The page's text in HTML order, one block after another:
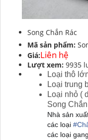
Song Chắn Rác
Mã sản phẩm:
Giá:Liên hệ
Lượt xem: 9935
Loại thô
Loại trung
Loại nhỏ (
Song
Nhà sản
các loại #
các loại